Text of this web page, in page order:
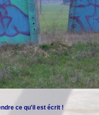
ce qu'il est écrit !